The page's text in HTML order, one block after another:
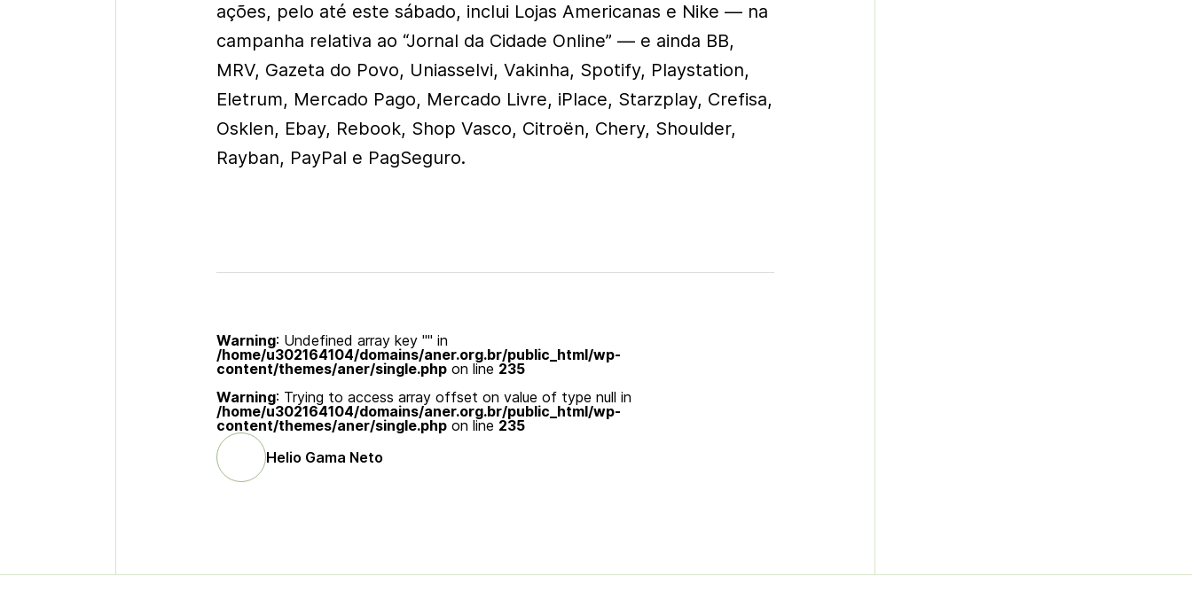
ações, pelo até este sábado, inclui Lojas Americanas e Nike — na
campanha relativa ao “Jornal da Cidade Online” — e ainda BB,
MRV, Gazeta do Povo, Uniasselvi, Vakinha, Spotify, Playstation,
Eletrum, Mercado Pago, Mercado Livre, iPlace, Starzplay, Crefisa,
Osklen, Ebay, Rebook, Shop Vasco, Citroën, Chery, Shoulder,
Rayban, PayPal e PagSeguro.
Warning: Undefined array key "" in
/home/u302164104/domains/aner.org.br/public_html/wp-
content/themes/aner/single.php on line 235
Warning: Trying to access array offset on value of type null in
/home/u302164104/domains/aner.org.br/public_html/wp-
content/themes/aner/single.php on line 235
Helio Gama Neto